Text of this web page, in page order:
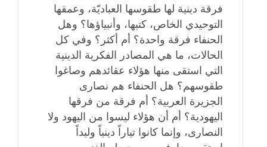
فرقة دينية لها طقوسها العباديّة، وعمقها
التوحيدي الخاص، كتبها، وأنبياؤها؟ وهل
الحنفاء فرقة واحدة؟ أم أكثر؟ وفي كل
الحالات، ما هي المصادر الفكرية الدينية
التي استقى منها هؤلاء عقائدهم وصاغوا
طقوسهم؟ هل الحنفاء هم نصارى
الجزيرة العربية؟ أم فرقة من فرقها
اليهودية؟ أم أن هؤلاء ليسوا من اليهود ولا
النصارى، وإنما كانوا تياراً دينياً وليداً